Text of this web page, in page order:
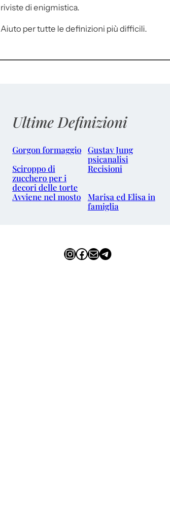
riviste di enigmistica.
Aiuto per tutte le definizioni più difficili.
Ultime Definizioni
Gorgon formaggio Gustav Jung
psicanalisi
Sciroppo di
zucchero per i
decori delle torte
Recisioni
Avviene nel mosto
Marisa ed Elisa in
famiglia
InstagramFacebook Email Telegram